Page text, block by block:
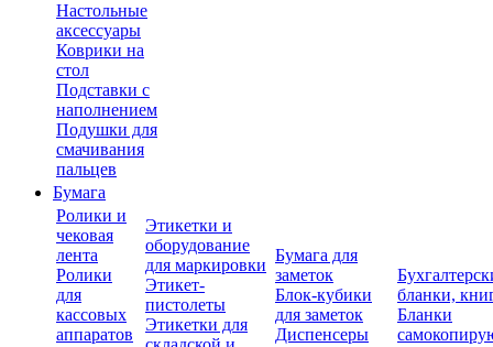
Настольные
аксессуары
Коврики на
стол
Подставки с
наполнением
Подушки для
смачивания
пальцев
Бумага
Ролики и
чековая
лента
Ролики
для
кассовых
аппаратов
Этикетки и
оборудование
для маркировки
Этикет-
пистолеты
Этикетки для
Бумага для
заметок
Блок-кубики
для заметок
Диспенсеры
бланки,
Бланки